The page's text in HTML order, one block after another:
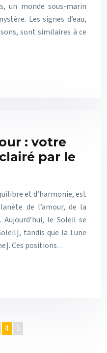
un monde sous-marin
Les signes d’eau,
sont similaires à ce
: votre
par le
et d’harmonie, est
de l’amour, de la
le Soleil se
tandis que la Lune
Ces positions…
4 5